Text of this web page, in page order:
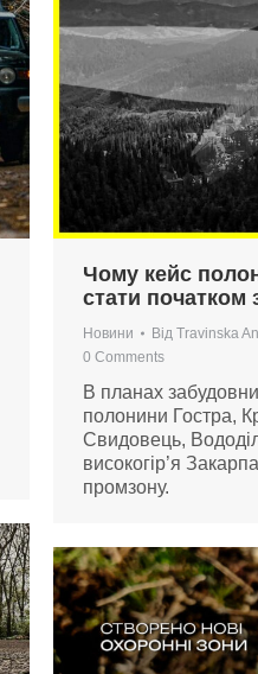
Чому кейс
стати
Новини Від Travinska
0 Comments
В планах
полонини Гостра,
Свидовець,
високогір’я
промзону.